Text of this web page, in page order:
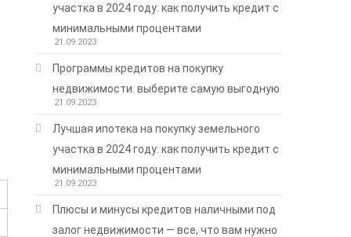
участка в 2024 году: как получить кредит с
минимальными процентами
21.09.2023
Программы кредитов на покупку
недвижимости: выберите самую выгодную
21.09.2023
Лучшая ипотека на покупку земельного
участка в 2024 году: как получить кредит с
минимальными процентами
21.09.2023
Плюсы и минусы кредитов наличными под
залог недвижимости — все, что вам нужно